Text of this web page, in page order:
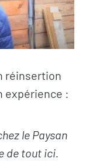
réinsertion
expérience :
le Paysan
de tout ici.